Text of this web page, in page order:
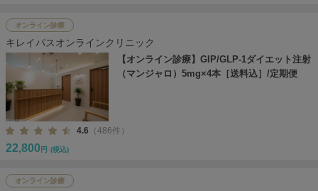
オンライン診療
キレイパスオンラインクリニック
【オンライン診療】GIP/GLP-1ダイエット注射
（マンジャロ）5mg×4本［送料込］/定期便
4.6 （486件）
22,800 円 (税込)
オンライン診療